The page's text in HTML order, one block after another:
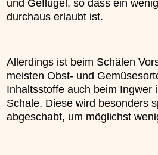
und Geflügel, so dass ein
durchaus erlaubt ist.
Allerdings ist beim Schälen
meisten Obst- und
Inhaltsstoffe auch beim Ingwer
Schale. Diese wird besonders
abgeschabt, um möglichst